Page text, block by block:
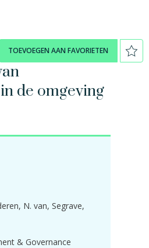
TOEVOEGEN AAN FAVORIETEN
de omgeving
N. van Segrave,
& Governance